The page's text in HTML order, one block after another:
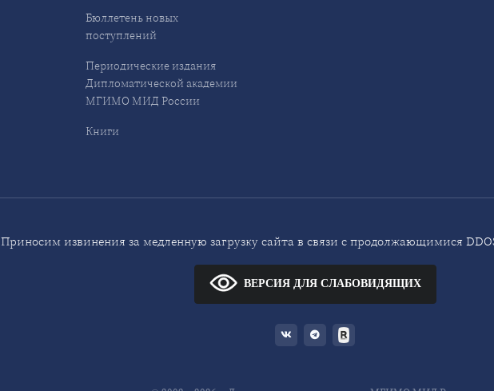
Бюллетень новых
поступлений
Периодические издания
Дипломатической академии
МГИМО МИД России
Книги
Приносим извинения за медленную загрузку сайта в связи с продолжающимися
ВЕРСИЯ ДЛЯ СЛАБОВИДЯЩИХ